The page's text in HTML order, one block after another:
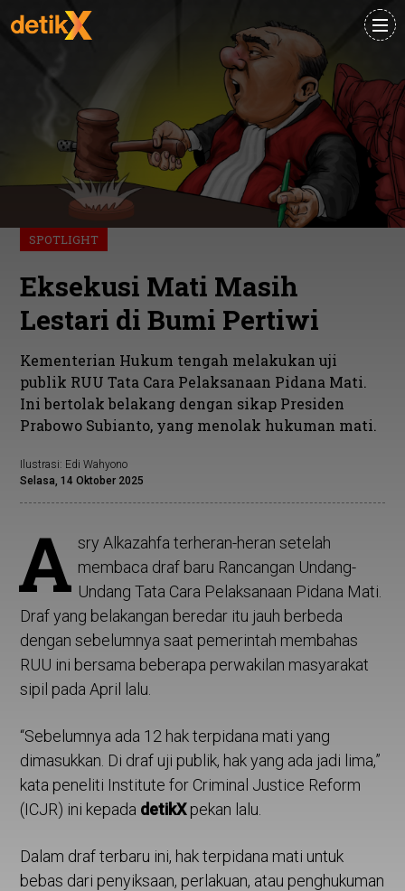
SPOTLIGHT
Eksekusi Mati Masih
Lestari di Bumi Pertiwi
Kementerian Hukum tengah melakukan uji
publik RUU Tata Cara Pelaksanaan Pidana Mati.
Ini bertolak belakang dengan sikap Presiden
Prabowo Subianto, yang menolak hukuman mati.
Ilustrasi: Edi Wahyono
Selasa, 14 Oktober 2025
A sry Alkazahfa terheran-heran setelah
membaca draf baru Rancangan Undang-
Undang Tata Cara Pelaksanaan Pidana Mati.
Draf yang belakangan beredar itu jauh berbeda
dengan sebelumnya saat pemerintah membahas
RUU ini bersama beberapa perwakilan masyarakat
sipil pada April lalu.
“Sebelumnya ada 12 hak terpidana mati yang
dimasukkan. Di draf uji publik, hak yang ada jadi lima,”
kata peneliti Institute for Criminal Justice Reform
(ICJR) ini kepada detikXpekan lalu.
Dalam draf terbaru ini, hak terpidana mati untuk
bebas dari penyiksaan, perlakuan, atau penghukuman